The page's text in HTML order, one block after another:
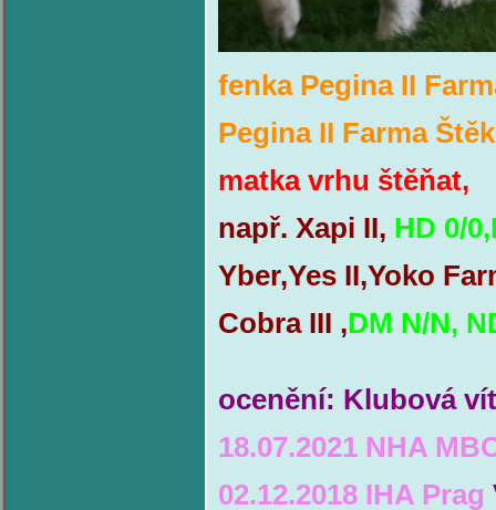
fenka Pegina II
Pegina II Farma
matka vrhu štěňat,
např. Xapi II, HD 0/
Yber,Yes II,Yoko
Cobra III ,DM N/N,
ocenění: Klubová
18.07.2021 NHA
02.12.2018 IHA Prag